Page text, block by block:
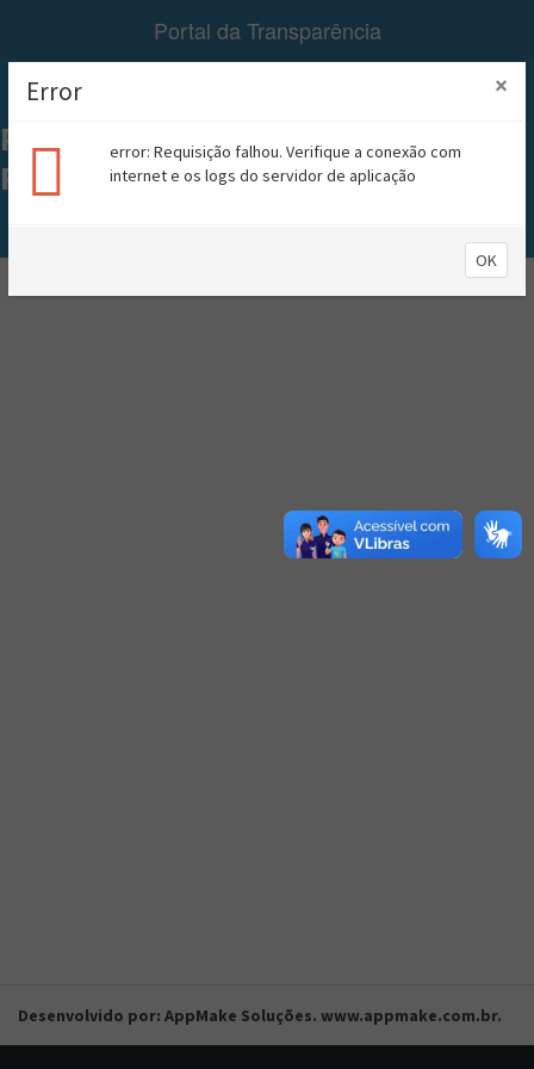
Portal da Transparência
Menu
PREFEITURA MUNICIPAL DE
RIACHÃO
Desenvolvido por: AppMake Soluções. www.appmake.com.br.
×
Error
error: Requisição falhou. Verifique a conexão com
internet e os logs do servidor de aplicação
OK